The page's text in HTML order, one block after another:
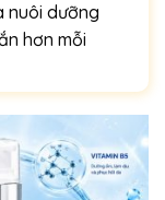
nuôi dưỡng
hơn mỗi